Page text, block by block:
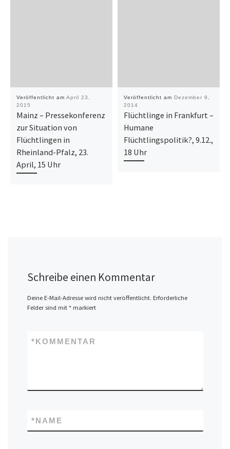
Veröffentlicht am April 23,
2015
Mainz – Pressekonferenz
zur Situation von
Flüchtlingen in
Rheinland-Pfalz, 23.
April, 15 Uhr
Veröffentlicht am Dezember 9,
2014
Flüchtlinge in Frankfurt –
Humane
Flüchtlingspolitik?, 9.12.,
18 Uhr
Schreibe einen Kommentar
Deine E-Mail-Adresse wird nicht veröffentlicht. Erforderliche
Felder sind mit *markiert
KOMMENTAR
*
NAME
*